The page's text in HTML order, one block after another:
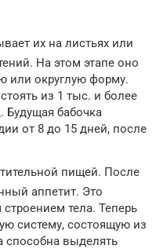
их на листьях или
На этом этапе оно
или округлую форму.
из 1 тыс. и более
Будущая бабочка
от 8 до 15 дней, после
пищей. После
аппетит. Это
тела. Теперь
систему, состоящую из
выделять